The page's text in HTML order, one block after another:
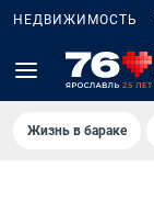
НЕДВИЖИМОСТЬ
Жизнь в бараке